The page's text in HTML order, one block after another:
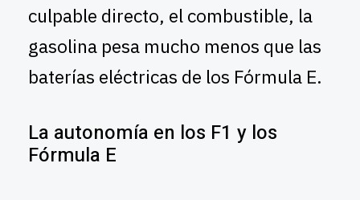
culpable directo, el combustible, la
gasolina pesa mucho menos que las
baterías eléctricas de los Fórmula E.
La autonomía en los F1 y los
Fórmula E